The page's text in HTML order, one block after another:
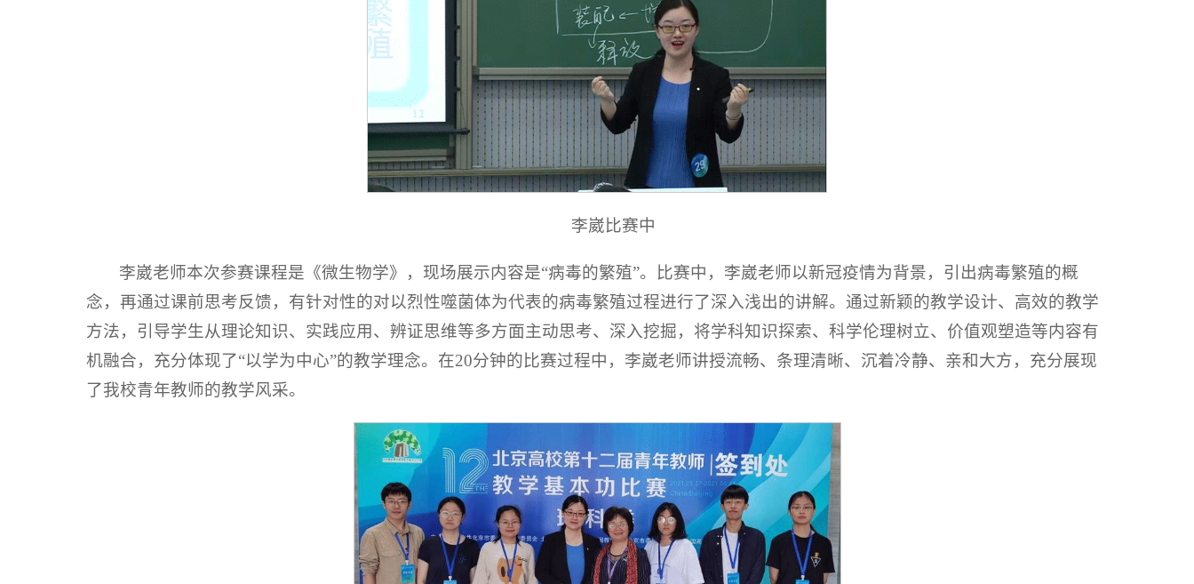
李崴比赛中
李崴老师本次参赛课程是《微生物学》，现场展示内容是“病毒的繁殖”。比赛中，李崴老师以新冠疫情为背景，引出病毒繁殖的概
念，再通过课前思考反馈，有针对性的对以烈性噬菌体为代表的病毒繁殖过程进行了深入浅出的讲解。通过新颖的教学设计、高效的教学
方法，引导学生从理论知识、实践应用、辨证思维等多方面主动思考、深入挖掘，将学科知识探索、科学伦理树立、价值观塑造等内容有
机融合，充分体现了“以学为中心”的教学理念。在20分钟的比赛过程中，李崴老师讲授流畅、条理清晰、沉着冷静、亲和大方，充分展现
了我校青年教师的教学风采。